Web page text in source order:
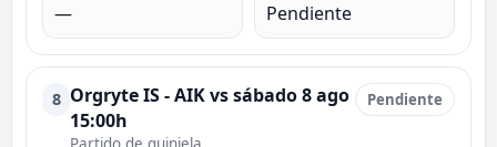
— Pendiente
8 Orgryte IS - AIK vs sábado 8 ago
15:00h
Pendiente